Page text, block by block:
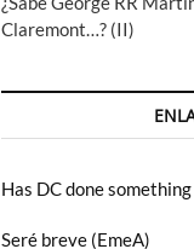
Claremont…? (II)
Has DC done
Seré breve (EmeA)